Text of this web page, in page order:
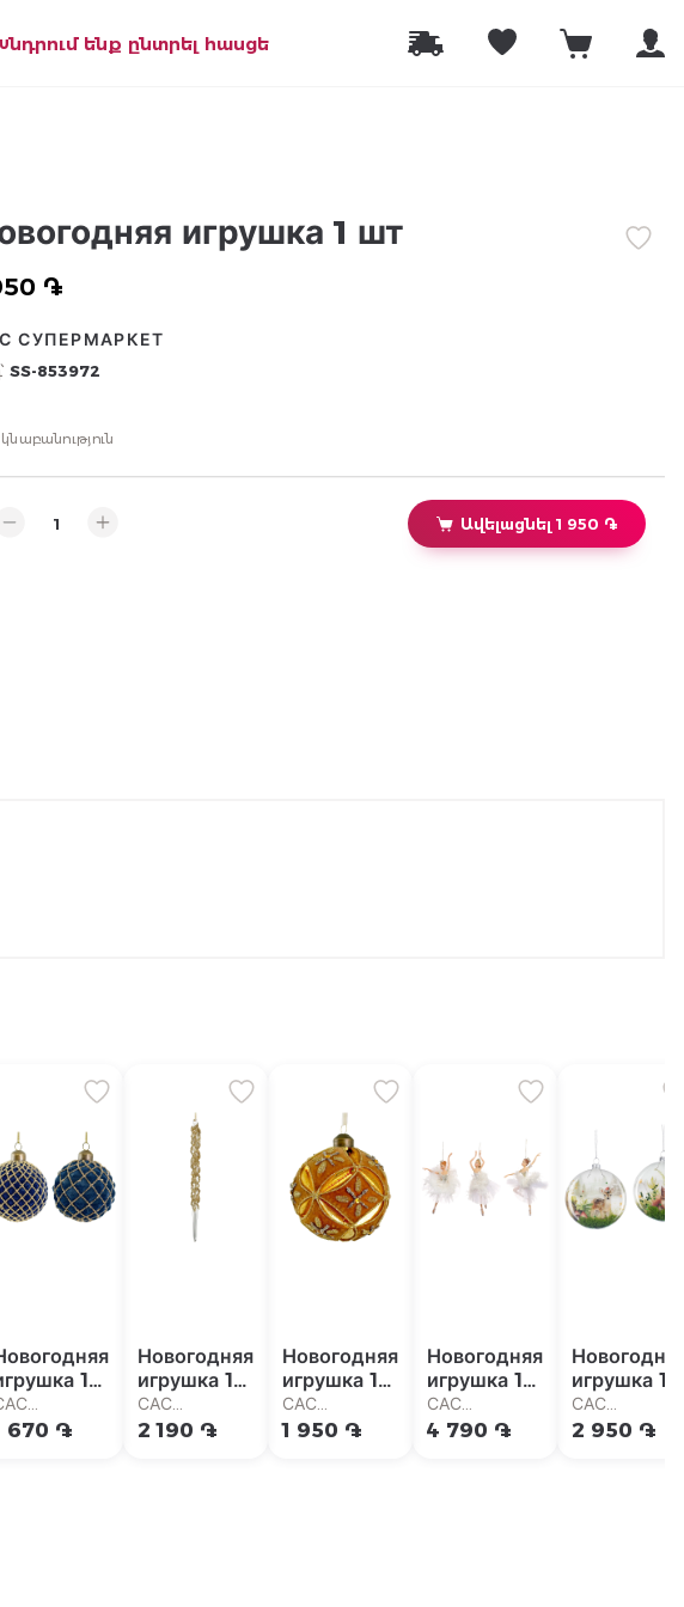
ենք ընտրել հասցե
игрушка 1 шт
֏
СУПЕРМАРКЕТ
SS-853972
Ավելացնել 1 950 ֏
1
670 ֏
Новогодняя
игрушка 1
шт
САС
Супермаркет
2 190 ֏
Новогодняя
игрушка 1
шт
САС
Супермаркет
1 950 ֏
Новогодняя
игрушка 1
шт
САС
Супермаркет
4 790 ֏
игрушка 1
шт
САС
2 950 ֏